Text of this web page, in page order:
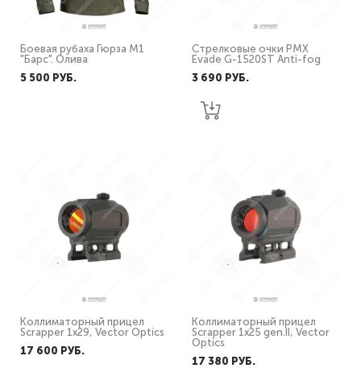
Боевая рубаха Гюрза М1
"Барс". Олива
5 500 PУБ.
Стрелковые очки PMX
Evade G-1520ST Anti-fog
3 690 PУБ.
Коллиматорный прицел
Scrapper 1х29, Vector Optics
17 600 PУБ.
Коллиматорный прицел
Scrapper 1х25 gen.II, Vector
Optics
17 380 PУБ.